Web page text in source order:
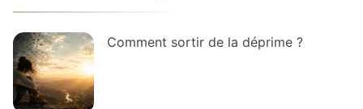
Comment sortir de la déprime ?